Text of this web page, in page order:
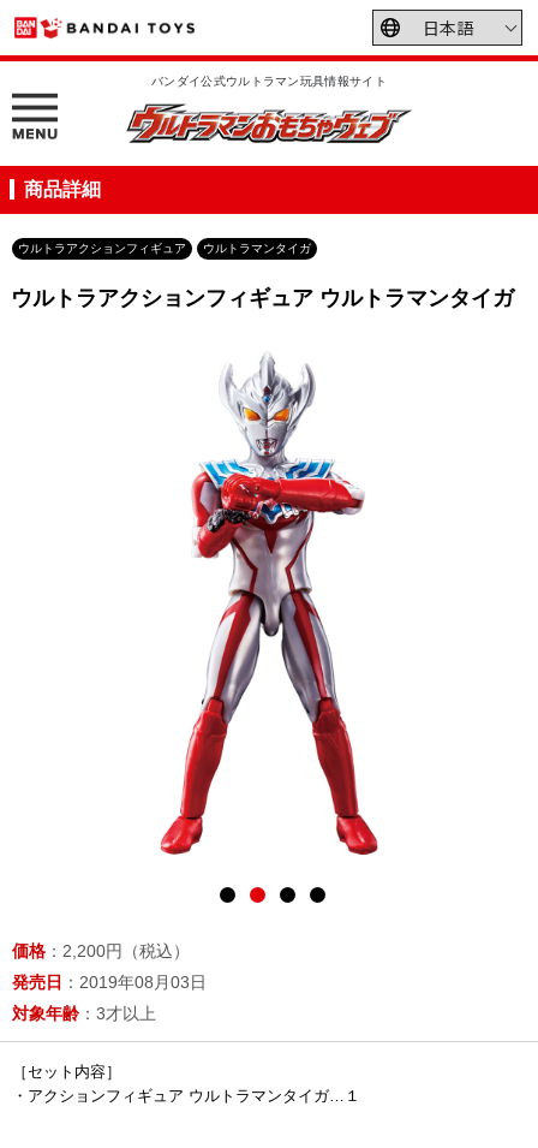
バンダイ公式ウルトラマン玩具情報サイト
商品詳細
ウルトラアクションフィギュア ウルトラマンタイガ
ウルトラアクションフィギュア ウルトラマンタイガ
価格 ：2,200円（税込）
発売日 ：2019年08月03日
対象年齢 ：3才以上
［セット内容］
・アクションフィギュア ウルトラマンタイガ…１